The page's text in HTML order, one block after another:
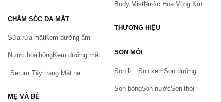
Bạn gặp vấn đề về sản phẩm hay mua hàng?
Hãy báo lỗi cho chúng tôi. Hoặc gọi cho chúng tôi qua số
CHĂM SÓC DA MẶT
Sữa rửa mặtKem dưỡng ẩm
Nước hoa hồngKem dưỡng mắt
Serum Tẩy trang Mặt nạ
MẸ VÀ BÉ
Body MistNước Hoa Vùng Kín
THƯƠNG HIỆU
SON MÔI
Son lì Son kemSon dưỡng
Son bóngSon nướcSon thỏi